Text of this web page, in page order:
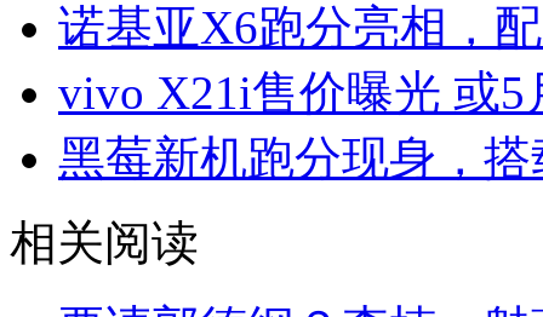
诺基亚X6跑分亮相，
vivo X21i售价曝光 或5
黑莓新机跑分现身，搭
相关阅读